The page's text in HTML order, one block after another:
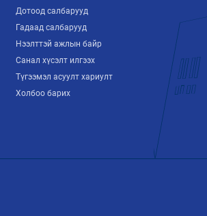
Дотоод салбарууд
Гадаад салбарууд
Нээлттэй ажлын байр
Санал хүсэлт илгээх
Түгээмэл асуулт хариулт
Холбоо барих